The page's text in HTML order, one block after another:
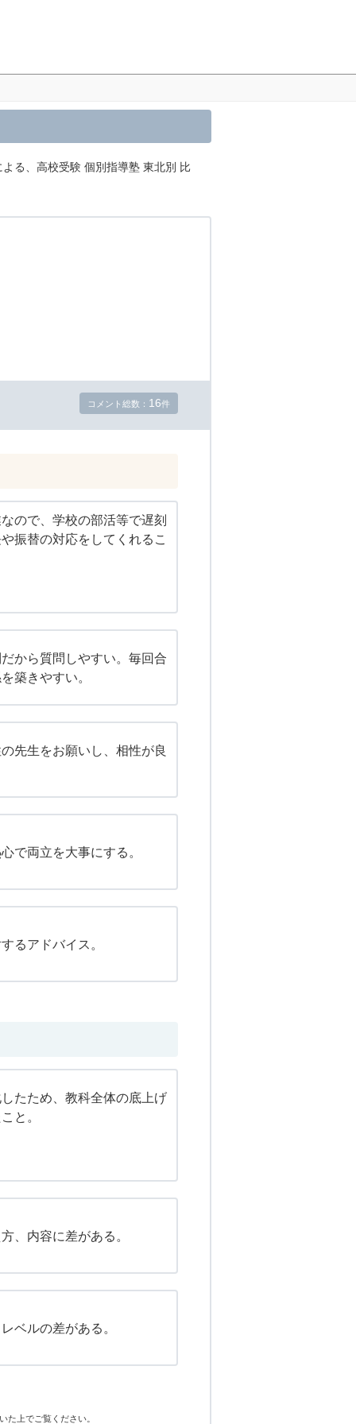
よる、高校受験 個別指導塾 東北別 比
コメント総数： 16件
ので、学校の部活等で遅刻
振替の対応をしてくれるこ
から質問しやすい。毎回合
築きやすい。
先生をお願いし、相性が良
で両立を大事にする。
るアドバイス。
たため、教科全体の底上げ
と。
、内容に差がある。
ベルの差がある。
た上でご覧ください。